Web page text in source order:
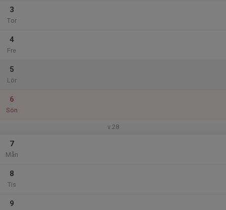
3
Tor
4
Fre
5
Lör
6
Sön
v.28
7
Mån
8
Tis
9